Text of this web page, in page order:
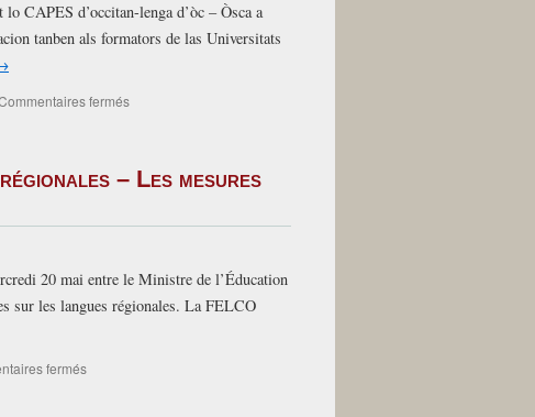
la
FELCO
CAPES d’occitan-lenga d’òc – Òsca a
tanben als formators de las Universitats
ferméssur
2026
e
a
las
– Les mesures
20 mai entre le Ministre de l’Éducation
sur les langues régionales. La FELCO
ferméssur